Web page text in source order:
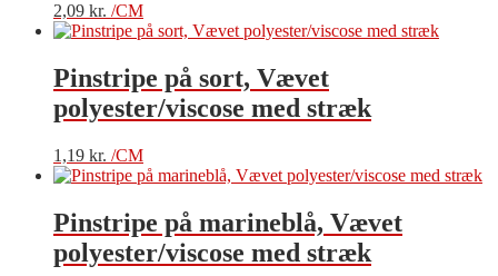
2,09 kr. /CM
Pinstripe på sort, Vævet
polyester/viscose med stræk
1,19 kr. /CM
Pinstripe på marineblå, Vævet
polyester/viscose med stræk